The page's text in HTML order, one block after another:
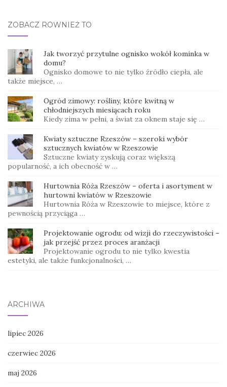
ZOBACZ RÓWNIEŻ TO
Jak tworzyć przytulne ognisko wokół kominka w
domu?
Ognisko domowe to nie tylko źródło ciepła, ale
także miejsce, …
Ogród zimowy: rośliny, które kwitną w
chłodniejszych miesiącach roku
Kiedy zima w pełni, a świat za oknem staje się …
Kwiaty sztuczne Rzeszów – szeroki wybór
sztucznych kwiatów w Rzeszowie
Sztuczne kwiaty zyskują coraz większą
popularność, a ich obecność w …
Hurtownia Róża Rzeszów – oferta i asortyment w
hurtowni kwiatów w Rzeszowie
Hurtownia Róża w Rzeszowie to miejsce, które z
pewnością przyciąga …
Projektowanie ogrodu: od wizji do rzeczywistości –
jak przejść przez proces aranżacji
Projektowanie ogrodu to nie tylko kwestia
estetyki, ale także funkcjonalności, …
ARCHIWA
lipiec 2026
czerwiec 2026
maj 2026